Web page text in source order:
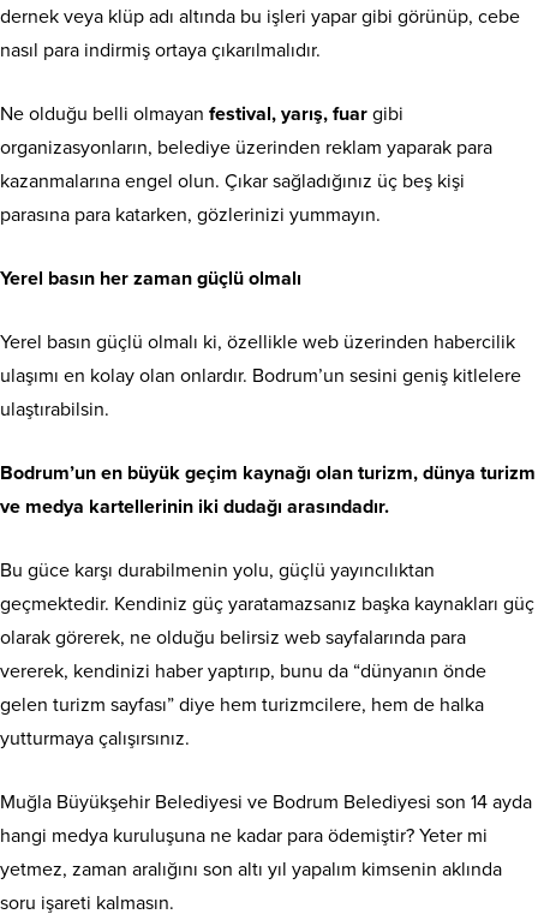
dernek veya klüp adı altında bu işleri yapar gibi görünüp, cebe
nasıl para indirmiş ortaya çıkarılmalıdır.
Ne olduğu belli olmayan festival, yarış, fuar gibi
organizasyonların, belediye üzerinden reklam yaparak para
kazanmalarına engel olun. Çıkar sağladığınız üç beş kişi
parasına para katarken, gözlerinizi yummayın.
Yerel basın her zaman güçlü olmalı
Yerel basın güçlü olmalı ki, özellikle web üzerinden habercilik
ulaşımı en kolay olan onlardır. Bodrum’un sesini geniş kitlelere
ulaştırabilsin.
Bodrum’un en büyük geçim kaynağı olan turizm, dünya turizm
ve medya kartellerinin iki dudağı arasındadır.
Bu güce karşı durabilmenin yolu, güçlü yayıncılıktan
geçmektedir. Kendiniz güç yaratamazsanız başka kaynakları güç
olarak görerek, ne olduğu belirsiz web sayfalarında para
vererek, kendinizi haber yaptırıp, bunu da “dünyanın önde
gelen turizm sayfası” diye hem turizmcilere, hem de halka
yutturmaya çalışırsınız.
Muğla Büyükşehir Belediyesi ve Bodrum Belediyesi son 14 ayda
hangi medya kuruluşuna ne kadar para ödemiştir? Yeter mi
yetmez, zaman aralığını son altı yıl yapalım kimsenin aklında
soru işareti kalmasın.